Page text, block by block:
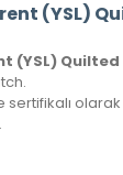
(YSL)
(YSL)
sertifikalı